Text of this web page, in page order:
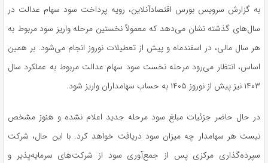
به گزارش سرویس بورس اقتصادآنلاین، رویه پرداخت سود سهام عدالت در
سال‌های گذشته نشان می‌دهد که معمولاً نخستین مرحله واریز سود مربوط به
هر سال مالی، در اسفندماه و پیش از تعطیلات نوروز انجام می‌شود. بر همین
اساس، انتظار می‌رود مرحله نخست سود سهام عدالت مربوط به عملکرد سال
۱۴۰۳ نیز پیش از نوروز ۱۴۰۵ به حساب سهامداران واریز شود.
در حال حاضر جزئیات مبلغ سود مرحله جدید اعلام نشده و هنوز مشخص
نیست هر سهامدار چه میزان سود دریافت خواهد کرد. با این حال، شرکت
سپرده‌گذاری مرکزی پس از جمع‌آوری سود از شرکت‌های سرمایه‌پذیر و